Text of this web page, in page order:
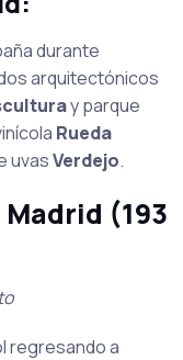
durante
arquitectónicos
y parque
Rueda
uvasVerdejo.
(193
regresando a